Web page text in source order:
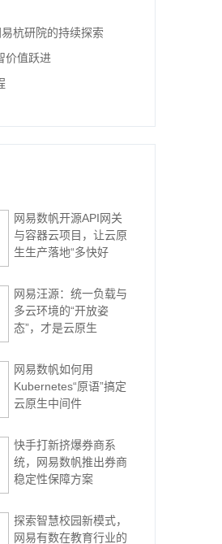
杭研院的持续探索
价值跃进
网易数帆开源API网关
与容器云项目，让云原
生生产落地“多快好
网易汪源：统一负载与
多云环境的“开放姿
态”，才是云原生
网易数帆如何用
Kubernetes“原语”搞定
云原生中间件
快手打新挤爆券商系
统，网易数帆推出券商
稳定性保障方案
探索智慧校园新模式，
网易有数在教育行业的